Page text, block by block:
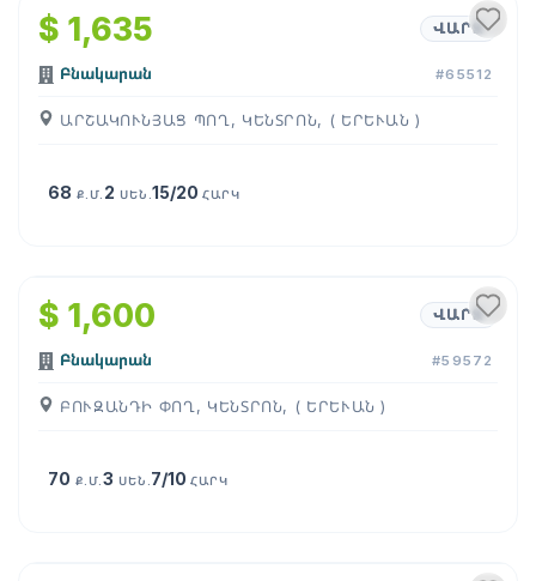
$ 1,635 ՎԱՐՁ
Բնակարան #65512
ԱՐՇԱԿՈՒՆՅԱՑ ՊՈՂ, ԿԵՆՏՐՈՆ, ( ԵՐԵՒԱՆ )
68 Ք.Մ. 2 ՍԵՆ.15/20ՀԱՐԿ
$ 1,600 ՎԱՐՁ
Բնակարան #59572
ԲՈՒԶԱՆԴԻ ՓՈՂ, ԿԵՆՏՐՈՆ, ( ԵՐԵՒԱՆ )
70 Ք.Մ.3 ՍԵՆ. 7/10ՀԱՐԿ